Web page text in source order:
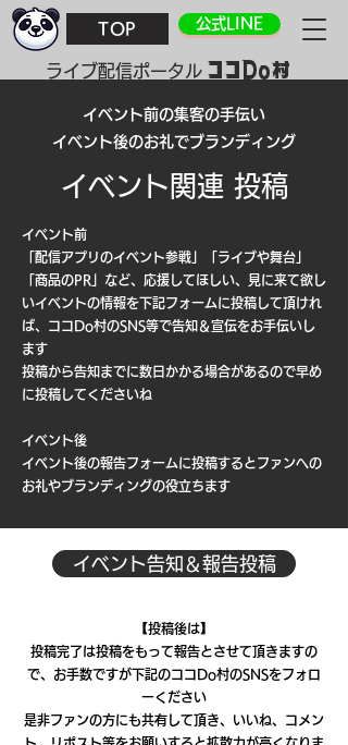
TOP 公式LINE
​ライブ配信ポータル ココDo村
イベント前の集客の手伝い
イベント後のお礼でブランディング
イベント関連 投稿
イベント前
「配信アプリのイベント参戦」「ライブや舞台」
「商品のPR」など、応援してほしい、見に来て欲し
いイベントの情報を下記フォームに投稿して頂けれ
ば、 ​ココDo村のSNS等で告知＆宣伝をお手伝いし
ます
投稿から告知までに数日かかる場合があるので早め
に投稿してくださいね
イベント後
イベント後の報告フォームに投稿するとファンへの
お礼やブランディングの役立ちます​
イベント告知＆報告投稿
​【投稿後は】
投稿完了は投稿をもって報告とさせて頂きますの
で、お手数ですが下記のココDo村のSNSをフォロ
ーください
是非ファンの方にも共有して頂き、いいね、コメン